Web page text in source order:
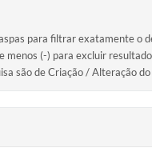
para filtrar exatamente o
menos (-) para excluir
são de Criação / Alteração